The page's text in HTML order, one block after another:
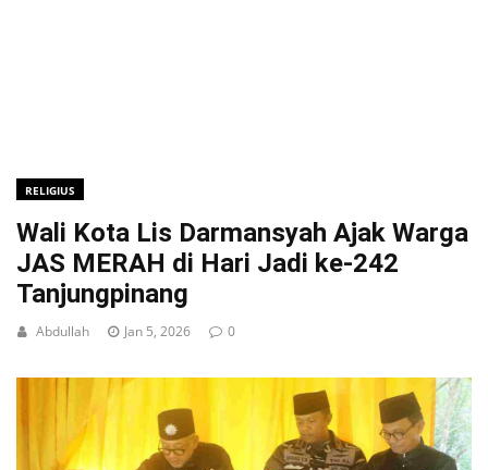
RELIGIUS
Wali Kota Lis Darmansyah Ajak Warga
JAS MERAH di Hari Jadi ke-242
Tanjungpinang
Abdullah Jan 5, 2026 0